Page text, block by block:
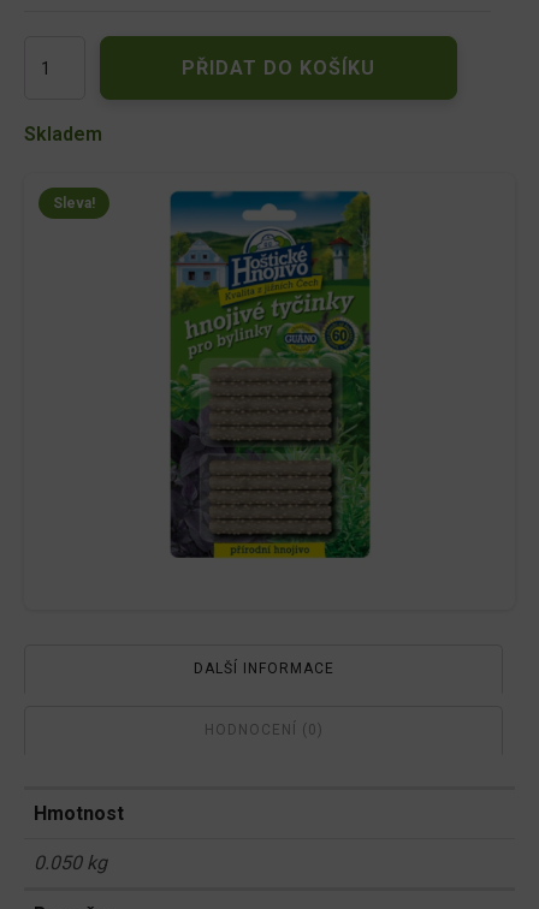
Hoštické
tyčinky
PŘIDAT DO KOŠÍKU
Skladem
Sleva!
DALŠÍ INFORMACE
HODNOCENÍ (0)
Hmotnost
0.050 kg